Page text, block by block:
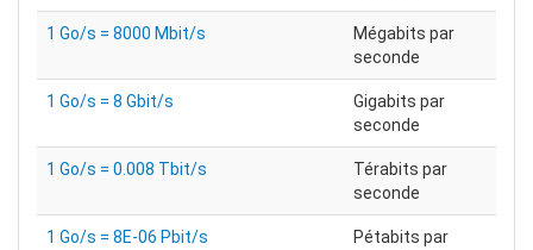
1 Go/s = 8000 Mbit/s
Mégabits par
seconde
1 Go/s = 8 Gbit/s
Gigabits par
seconde
1 Go/s = 0.008 Tbit/s
Térabits par
seconde
1 Go/s = 8E-06 Pbit/s
Pétabits par